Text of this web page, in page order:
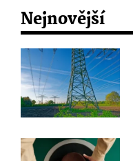
Nejnovější